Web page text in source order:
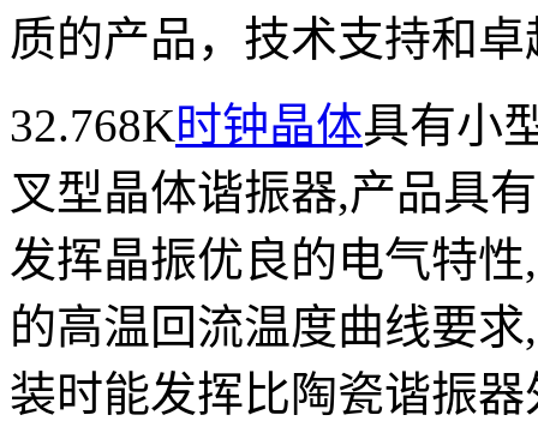
质的产品，技术支持和
32.768K时钟晶体具有小
叉型晶体谐振器,产品具
发挥晶振优良的电气特
的高温回流温度曲线要
装时能发挥比陶瓷谐振